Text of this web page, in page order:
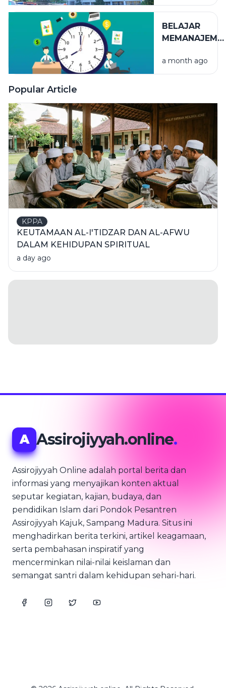
TERLIHAT
BELAJAR
a month ago
Popular Article
KPPA
KEUTAMAAN AL-I'TIDZAR DAN AL-AFWU
DALAM KEHIDUPAN SPIRITUAL
a day ago
A Assirojiyyah.online.
Assirojiyyah Online adalah portal berita dan
informasi yang menyajikan konten aktual
seputar kegiatan, kajian, budaya, dan
pendidikan Islam dari Pondok Pesantren
Assirojiyyah Kajuk, Sampang Madura. Situs ini
menghadirkan berita terkini, artikel keagamaan,
serta pembahasan inspiratif yang
mencerminkan nilai-nilai keislaman dan
semangat santri dalam kehidupan sehari-hari.